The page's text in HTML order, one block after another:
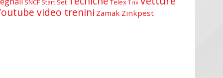
SNCF Start Set Telex Trix
video trenini Zamak Zinkpest